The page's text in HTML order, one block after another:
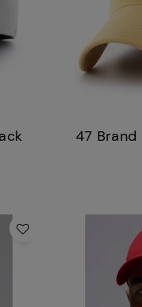
47 Brand